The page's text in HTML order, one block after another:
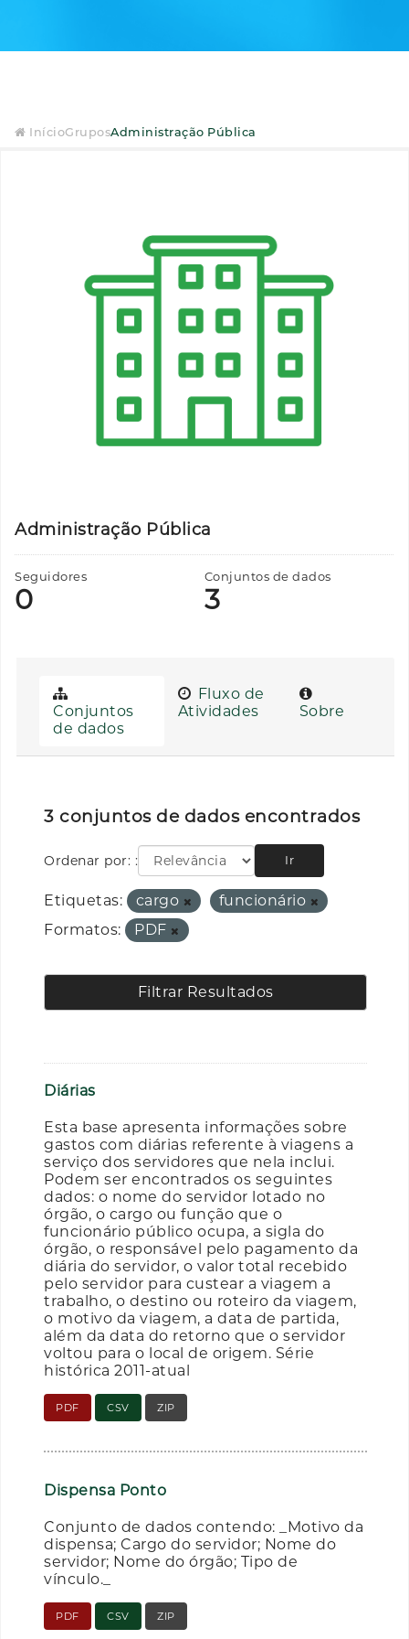
InícioGruposAdministração Pública
Administração Pública
Seguidores
0
Conjuntos de dados
3
Conjuntos
de dados
Fluxo de
Atividades
Sobre
3 conjuntos de dados encontrados
Ordenar por: Ir
Etiquetas: cargo
funcionário
Formatos:
PDF
Filtrar Resultados
Diárias
Esta base apresenta informações sobre
gastos com diárias referente à viagens a
serviço dos servidores que nela inclui.
Podem ser encontrados os seguintes
dados: o nome do servidor lotado no
órgão, o cargo ou função que o
funcionário público ocupa, a sigla do
órgão, o responsável pelo pagamento da
diária do servidor, o valor total recebido
pelo servidor para custear a viagem a
trabalho, o destino ou roteiro da viagem,
o motivo da viagem, a data de partida,
além da data do retorno que o servidor
voltou para o local de origem. Série
histórica 2011-atual
PDF CSV ZIP
Dispensa Ponto
Conjunto de dados contendo: _Motivo da
dispensa; Cargo do servidor; Nome do
servidor; Nome do órgão; Tipo de
vínculo._
PDF CSV ZIP